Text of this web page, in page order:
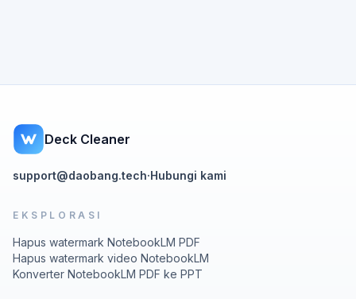
Deck Cleaner
support@daobang.tech·Hubungi kami
EKSPLORASI
Hapus watermark NotebookLM PDF
Hapus watermark video NotebookLM
Konverter NotebookLM PDF ke PPT